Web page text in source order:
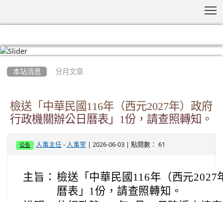
本站消息 分月文章
檢送「中華民國116年（西元2027年）政府
行政機關辦公日曆表」1份，請查照轉知。
公告 人事主任 - 人事室 | 2026-06-03 | 點閱數： 61
主旨： 檢送「中華民國116年（西元2027
曆表」1份，請查照轉知。